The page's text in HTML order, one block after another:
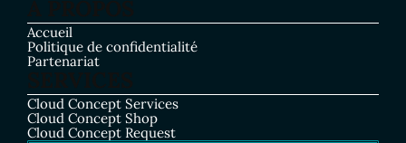
Accueil
Politique de confidentialité
Partenariat
Cloud Concept Services
Cloud Concept Shop
Cloud Concept Request